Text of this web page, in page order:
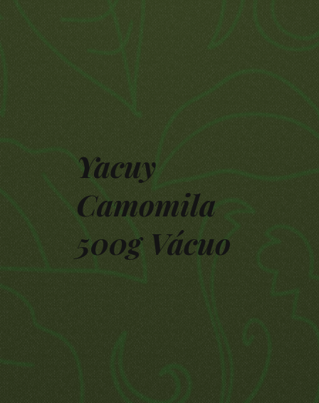
Yacuy
Camomila
500g Vácuo